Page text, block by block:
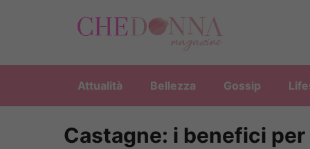
Attualità Bellezza Gossip
Castagne: i benefici